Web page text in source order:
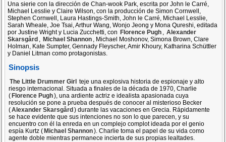
Una sierie con la dirección de Chan-wook Park, escrita por John le Carré,
Michael Lesslie y Claire Wilson, con la producción de Simon Cornwell,
Stephen Cornwell, Laura Hastings-Smith, John le Carré, Michael Lesslie,
Sarah Wheale, Joe Tsai, Arthur Wang, Wonjo Jeong y Mona Qureshi, editada
por Justine Wright y Lucia Zucchetti, con Florence Pugh , Alexander
Skarsgård , Michael Shannon , Michael Moshonov, Simona Brown, Clare
Holman, Kate Sumpter, Gennady Fleyscher, Amir Khoury, Katharina Schüttler
y Daniel Litman como protagonistas.
Sinopsis
The Little Drummer Girl teje una explosiva historia de espionaje y alto
riesgo internacional. Situada a finales de la década de 1970, Charlie
(Florence Pugh), una ardiente actriz e idealista apasionada cuya
resolución se pone a prueba después de conocer al misterioso Becker
(Alexander Skarsgård) durante las vacaciones en Grecia. Rápidamente
se hace evidente que sus intenciones no son lo que parecen, y su
encuentro con él la enreda en un complejo complot ideada por el genio
espía Kurtz (Michael Shannon). Charlie toma el papel de su vida como
agente doble mientras permanece incierta de sus propias lealtades.